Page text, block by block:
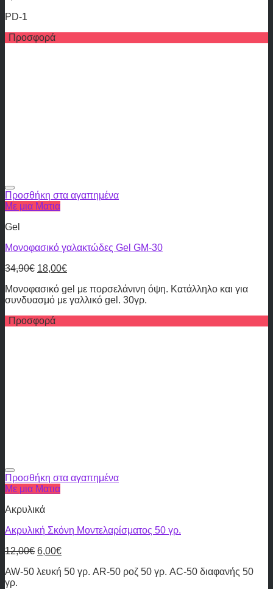
PD-1
Προσφορά
Προσθήκη στα αγαπημένα
Με μια Ματια
Gel
Μονοφασικό γαλακτώδες Gel GM-30
34,90€ 18,00€
Μονοφασικό gel με πορσελάνινη όψη. Κατάλληλο και για
συνδυασμό με γαλλικό gel. 30γρ.
Προσφορά
Προσθήκη στα αγαπημένα
Με μια Ματια
Ακρυλικά
Ακρυλική Σκόνη Μοντελαρίσματος 50 γρ.
12,00€ 6,00€
AW-50 λευκή 50 γρ. AR-50 ροζ 50 γρ. AC-50 διαφανής 50
γρ.